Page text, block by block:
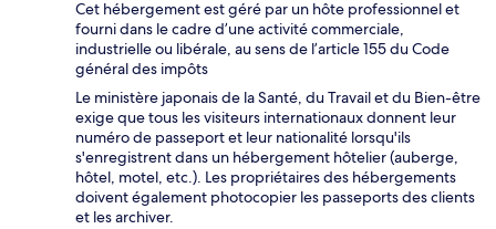
Cet hébergement est géré par un hôte professionnel et
fourni dans le cadre d’une activité commerciale,
industrielle ou libérale, au sens de l’article 155 du Code
général des impôts
Le ministère japonais de la Santé, du Travail et du Bien-être
exige que tous les visiteurs internationaux donnent leur
numéro de passeport et leur nationalité lorsqu'ils
s'enregistrent dans un hébergement hôtelier (auberge,
hôtel, motel, etc.). Les propriétaires des hébergements
doivent également photocopier les passeports des clients
et les archiver.